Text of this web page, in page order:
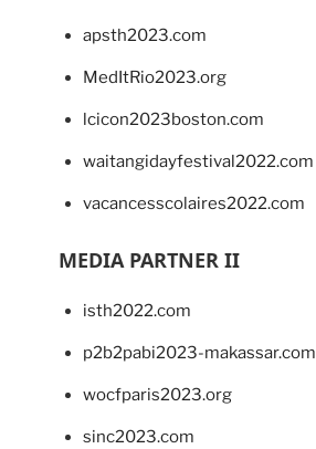
apsth2023.com
MedItRio2023.org
lcicon2023boston.com
waitangidayfestival2022.com
vacancesscolaires2022.com
MEDIA PARTNER II
isth2022.com
p2b2pabi2023-makassar.com
wocfparis2023.org
sinc2023.com